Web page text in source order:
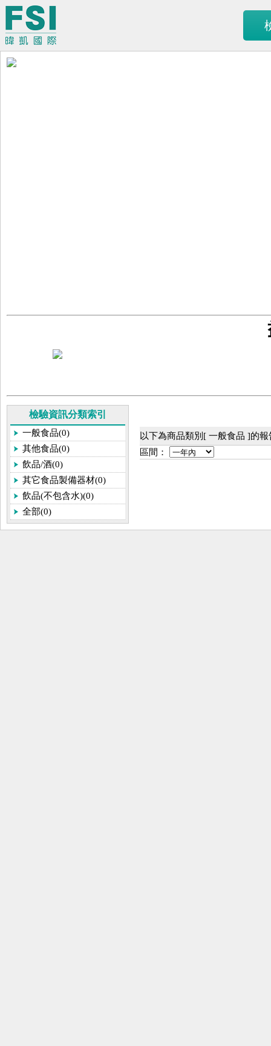
檢驗資訊分類索引
一般食品(0)
其他食品(0)
飲品/酒(0)
其它食品製備器材(0)
飲品(不包含水)(0)
全部(0)
以下為商品類別[ 一般食品 ]的
區間：